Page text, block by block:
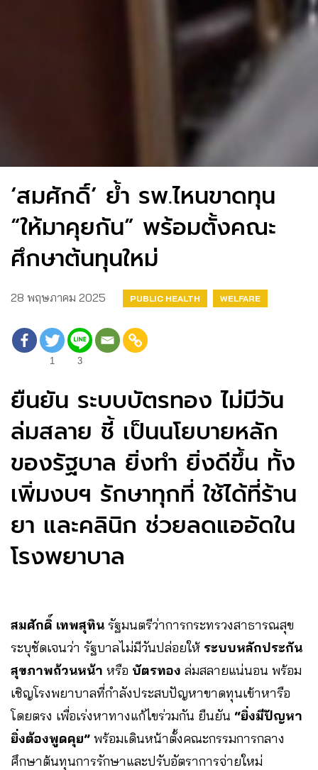
‘สมศักดิ์’ ย้ำ รพ.ไหนขาดทุน
“ให้มาคุยกัน” พร้อมตั้งคณะ
ศึกษาต้นทุนใหม่
28 พฤษภาคม 2025 PUBLIC HEALTH WELFARE
1 3
ยืนยัน ระบบบัตรทอง ไม่มีวัน
ล่มสลาย ชี้ เป็นนโยบายหลัก
ของรัฐบาล ยิ่งทำ ยิ่งดีขึ้น ทั้ง
เพิ่มงบฯ รักษาทุกที่ ใช้ได้ที่ร้าน
ยา และคลินิก ช่วยลดแออัดใน
โรงพยาบาล
สมศักดิ์ เทพสุทิน รัฐมนตรีว่าการกระทรวงสาธารณสุข
ระบุชัดเจนว่า รัฐบาลไม่มีวันปล่อยให้ ระบบหลักประกัน
สุขภาพถ้วนหน้า หรือ บัตรทอง ล่มสลายแน่นอน พร้อม
เชิญโรงพยาบาลที่กำลังประสบปัญหาขาดทุนเข้าหารือ
โดยตรง เพื่อเร่งหาทางแก้ไขร่วมกัน ยืนยัน “ยิ่งมีปัญหา
ยิ่งต้องพูดคุย” พร้อมเดินหน้าตั้งคณะกรรมการกลาง
ศึกษาต้นทุนการรักษาและปรับอัตราการจ่ายใหม่